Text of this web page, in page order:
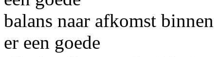
balans naar afkomst
er een goede